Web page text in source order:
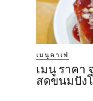
เมนูคาเฟ่
เมนู ราคา
สดขนมปัง